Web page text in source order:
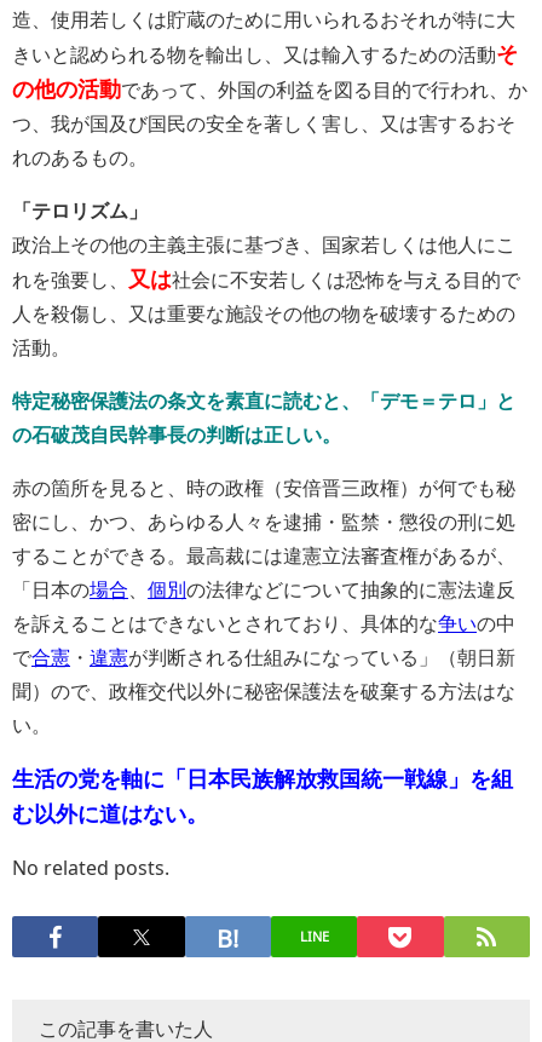
造、使用若しくは貯蔵のために用いられるおそれが特に大
きいと認められる物を輸出し、又は輸入するための活動そ
の他の活動であって、外国の利益を図る目的で行われ、か
つ、我が国及び国民の安全を著しく害し、又は害するおそ
れのあるもの。
「テロリズム」
政治上その他の主義主張に基づき、国家若しくは他人にこ
れを強要し、 又は社会に不安若しくは恐怖を与える目的で
人を殺傷し、又は重要な施設その他の物を破壊するための
活動。
特定秘密保護法の条文を素直に読むと、「デモ＝テロ」と
の石破茂自民幹事長の判断は正しい。
赤の箇所を見ると、時の政権（安倍晋三政権）が何でも秘
密にし、かつ、あらゆる人々を逮捕・監禁・懲役の刑に処
することができる。最高裁には違憲立法審査権があるが、
「日本の場合、 個別の法律などについて抽象的に憲法違反
を訴えることはできないとされており、具体的な争いの中
で合憲 ・ 違憲が判断される仕組みになっている」（朝日新
聞）ので、政権交代以外に秘密保護法を破棄する方法はな
い。
生活の党を軸に「日本民族解放救国統一戦線」を組
む以外に道はない。
No related posts.
LINE
この記事を書いた人